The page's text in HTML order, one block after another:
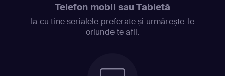
Telefon mobil sau Tabletă
Ia cu tine serialele preferate și urmărește-le
oriunde te afli.